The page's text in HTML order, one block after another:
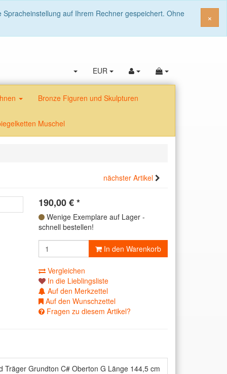
×
auf Ihrem Rechner gespeichert. Ohne
EUR
Bronze Figuren und Skulpturen
Muschel
nächster Artikel
190,00€*
Wenige Exemplare auf Lager -
schnell bestellen!
In den Warenkorb
Vergleichen
In die Lieblingsliste
Auf den Merkzettel
Auf den Wunschzettel
Fragen zu diesem Artikel?
Grundton C# Oberton G Länge 144,5 cm